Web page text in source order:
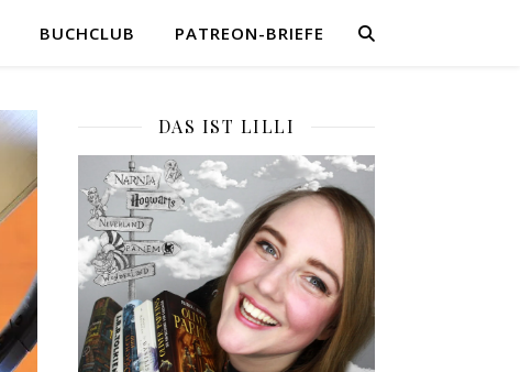
BUCHCLUB PATREON-BRIEFE
DAS IST LILLI